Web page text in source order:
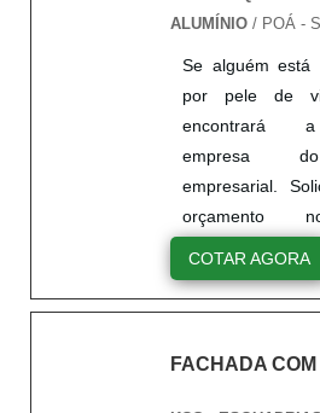
ALUMÍNIO / POÁ -
Se alguém está
por pele de
encontrará
empresa
empresarial.
orçamento
Soluções
encontrando
por pele de
COTAR AGORA
FACHADA